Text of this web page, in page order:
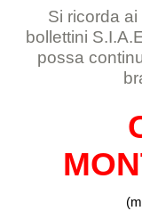
Si ricorda
bollettini
possa